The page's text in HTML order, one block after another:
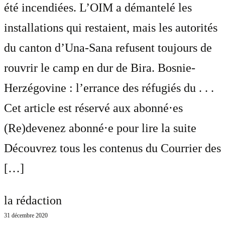
été incendiées. L’OIM a démantelé les
installations qui restaient, mais les autorités
du canton d’Una-Sana refusent toujours de
rouvrir le camp en dur de Bira. Bosnie-
Herzégovine : l’errance des réfugiés du . . .
Cet article est réservé aux abonné⋅es
(Re)devenez abonné⋅e pour lire la suite
Découvrez tous les contenus du Courrier des
[…]
la rédaction
31 décembre 2020